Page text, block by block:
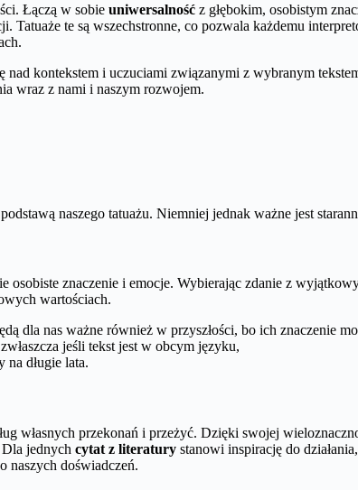
Łączą w sobie uniwersalność z głębokim, osobistym
te są wszechstronne, co pozwala każdemu
nad kontekstem i uczuciami związanymi z wybranym
wraz z nami i naszym rozwojem.
naszego tatuażu. Niemniej jednak ważne jest
osobiste znaczenie i emocje. Wybierając zdanie z
wartościach.
dla nas ważne również w przyszłości, bo ich znaczenie
jeśli tekst jest w obcym języku,
na długie lata.
własnych przekonań i przeżyć. Dzięki swojej
jednych cytat z literatury stanowi inspirację do
naszych doświadczeń.